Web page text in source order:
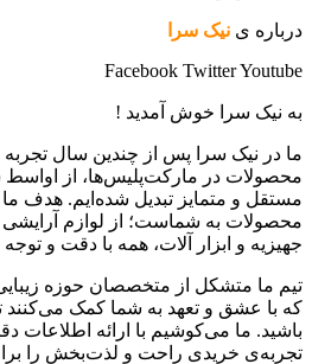
درباره ی نیک سرا
Facebook TwitterYoutube
به نیک سرا خوش آمدید !
ما در نیک سرا پس از چندین سال
مستقل و متمایز تبدیل شده‌ایم. هدف ما
محصولات به شماست؛ از لوازم
جهیزیه و ابزار آلات، همه با دقت و
تیم ما متشکل از متخصصان حوزه
که با عشق و تعهد به شما کمک می‌کنند
باشید. ما می‌کوشیم با ارائه
تجربه‌ی خریدی راحت و لذت‌بخش را